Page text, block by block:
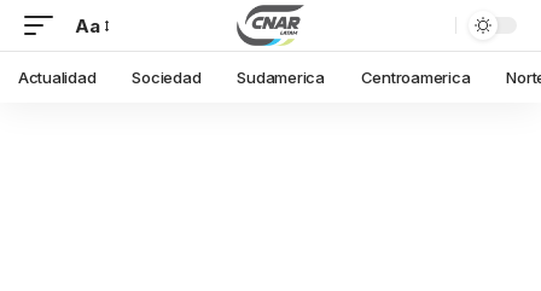
Aa
Actualidad Sociedad Sudamerica Centroamerica